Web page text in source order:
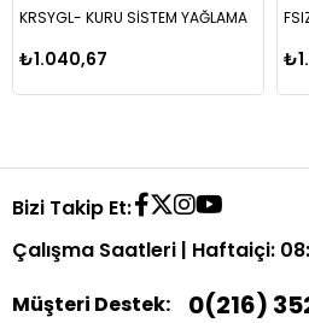
KRSYGL- KURU SİSTEM YAĞLAMA
₺1.040,67
Bizi Takip Et:
Çalışma Saatleri | Haftaiçi:
Müşteri Destek:
0(216)